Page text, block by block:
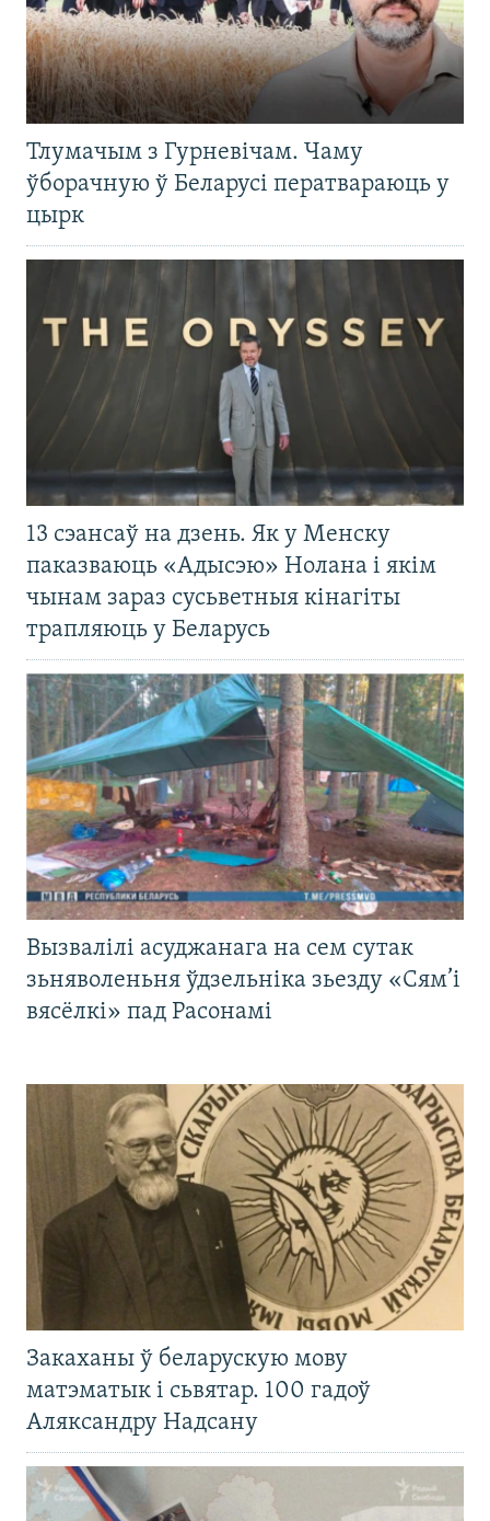
Тлумачым з Гурневічам. Чаму
ўборачную ў Беларусі ператвараюць у
цырк
13 сэансаў на дзень. Як у Менску
паказваюць «Адысэю» Нолана і якім
чынам зараз сусьветныя кінагіты
трапляюць у Беларусь
Вызвалілі асуджанага на сем сутак
зьняволеньня ўдзельніка зьезду «Сям’і
вясёлкі» пад Расонамі
Закаханы ў беларускую мову
матэматык і сьвятар. 100 гадоў
Аляксандру Надсану